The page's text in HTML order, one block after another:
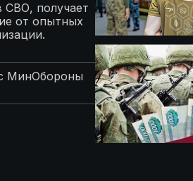
СВО, получает
от опытных
МинОбороны